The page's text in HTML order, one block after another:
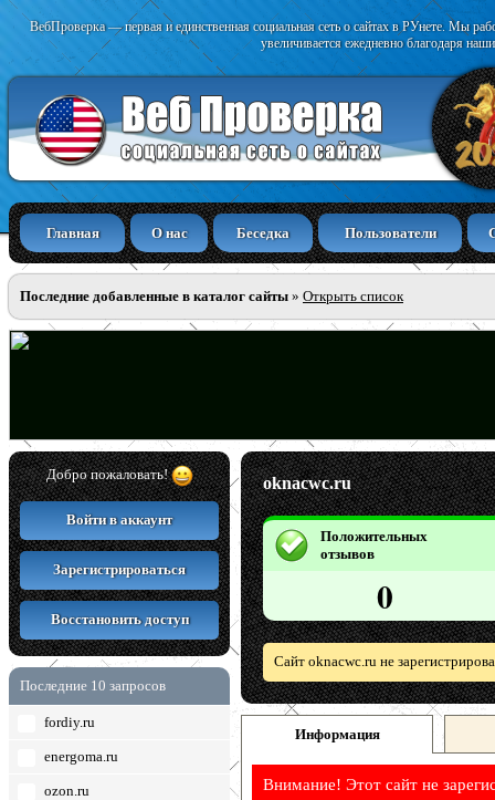
ВебПроверка — первая и единственная социальная сеть о сайтах в РУнете. Мы
увеличивается ежедневно благодаря
Главная О нас Беседка Пользователи
Последние добавленные в каталог сайты » Открыть список
Добро пожаловать!
Войти в аккаунт
Зарегистрироваться
Восстановить доступ
Последние 10 запросов
fordiy.ru
energoma.ru
ozon.ru
oknacwc.ru
Положительных
отзывов
0
Сайт oknacwc.ru не
Информация
Внимание! Этот сайт не